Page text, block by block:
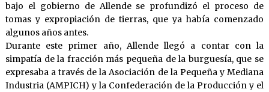
bajo el gobierno de Allende se profundizó el proceso de
tomas y expropiación de tierras, que ya había comenzado
algunos años antes.
Durante este primer año, Allende llegó a contar con la
simpatía de la fracción más pequeña de la burguesía, que se
expresaba a través de la Asociación de la Pequeña y Mediana
Industria (AMPICH) y la Confederación de la Producción y el